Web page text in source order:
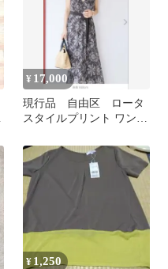
¥ 17,000
現行品 自由区 ロータ
スタイルプリント ワンピ
¥ 1,250